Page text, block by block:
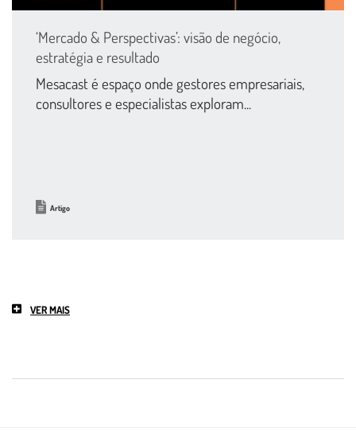
‘Mercado & Perspectivas’: visão de negócio,
estratégia e resultado
Mesacast é espaço onde gestores empresariais,
consultores e especialistas exploram...
Artigo
VER MAIS